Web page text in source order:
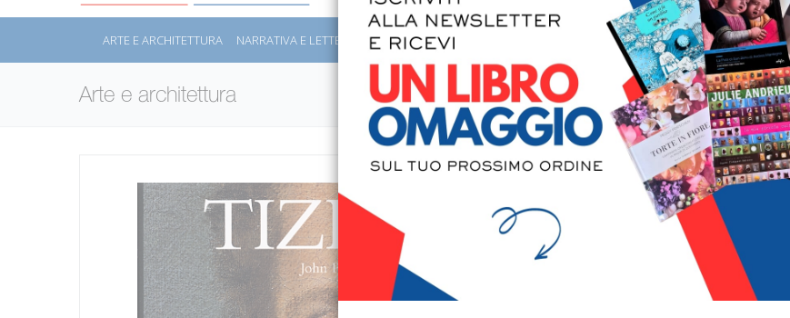
ARTE E ARCHITETTURA NARRATIVA E LETTERATURA SAGGISTICA LIBRI PER BAMBINI E RAGAZZI MANUALI - GUIDE - CORSI
Arte e architettura
Tiziano
€ 25,70